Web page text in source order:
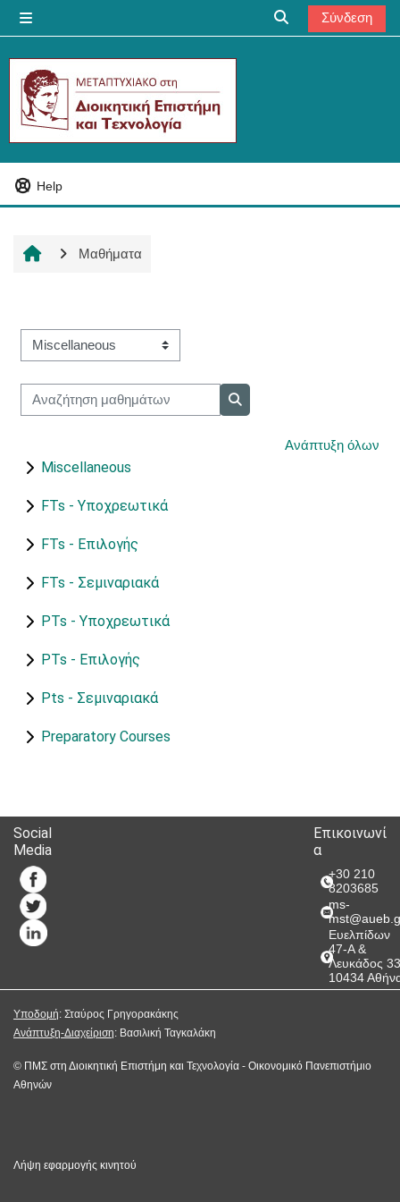
Εναλλαγή
Σύνδεση
Help
Μαθήματα
Κατηγορίες μαθημάτων
Αναζήτηση μαθημάτων
Ανάπτυξη όλων
Miscellaneous
FTs - Υποχρεωτικά
FTs - Επιλογής
FTs - Σεμιναριακά
PTs - Υποχρεωτικά
PTs - Επιλογής
Pts - Σεμιναριακά
Preparatory Courses
Social
Media
Επικοινωνί
α
+30 210
8203685
ms-
Ευελπίδων
47-A &
Λευκάδος 33
10434
Υποδομή: Σταύρος Γρηγορακάκης
Ανάπτυξη-Διαχείριση: Βασιλική Ταγκαλάκη
© ΠΜΣ στη Διοικητική Επιστήμη και Τεχνολογία - Οικονομικό Πανεπιστήμιο
Αθηνών
Λήψη εφαρμογής κινητού